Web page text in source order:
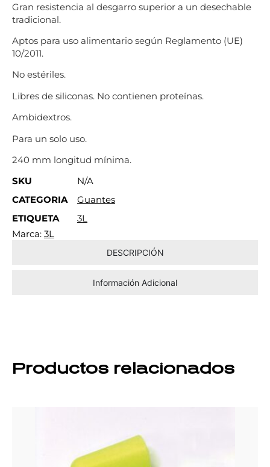
Gran resistencia al desgarro superior a un desechable
tradicional.
Aptos para uso alimentario según Reglamento (UE)
10/2011.
No estériles.
Libres de siliconas. No contienen proteínas.
Ambidextros.
Para un solo uso.
240 mm longitud mínima.
SKU
N/A
CATEGORIA
Guantes
ETIQUETA
3L
Marca: 3L
DESCRIPCIÓN
Información Adicional
Productos relacionados